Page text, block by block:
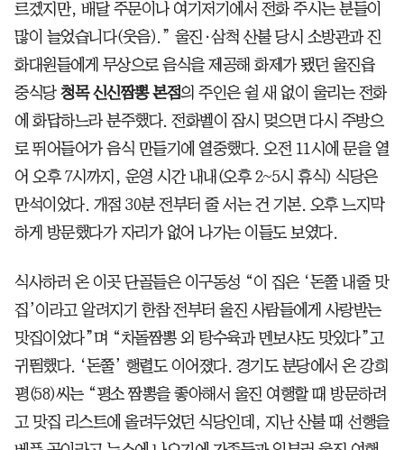
르겠지만, 배달 주문이나 여기저기에서 전화 주시는 분들이
많이 늘었습니다(웃음).” 울진·삼척 산불 당시 소방관과 진
화대원들에게 무상으로 음식을 제공해 화제가 됐던 울진읍
중식당 청목 신신짬뽕 본점의 주인은 쉴 새 없이 울리는 전화
에 화답하느라 분주했다. 전화벨이 잠시 멎으면 다시 주방으
로 뛰어들어가 음식 만들기에 열중했다. 오전 11시에 문을 열
어 오후 7시까지, 운영 시간 내내(오후 2~5시 휴식) 식당은
만석이었다. 개점 30분 전부터 줄 서는 건 기본. 오후 느지막
하게 방문했다가 자리가 없어 나가는 이들도 보였다.
식사하러 온 이곳 단골들은 이구동성 “이 집은 ‘돈쭐 내줄 맛
집’이라고 알려지기 한참 전부터 울진 사람들에게 사랑받는
맛집이었다”며 “차돌짬뽕 외 탕수육과 멘보샤도 맛있다”고
귀띔했다. ‘돈쭐’ 행렬도 이어졌다. 경기도 분당에서 온 강희
평(58)씨는 “평소 짬뽕을 좋아해서 울진 여행할 때 방문하려
고 맛집 리스트에 올려두었던 식당인데, 지난 산불 때 선행을